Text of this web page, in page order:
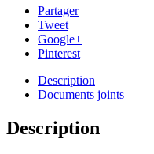
Partager
Tweet
Google+
Pinterest
Description
Documents joints
Description